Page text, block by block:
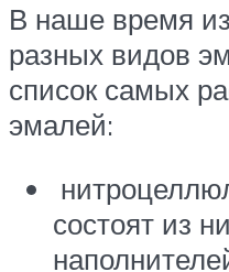
В наше время
разных видов
список самых
эмалей:
состоят из